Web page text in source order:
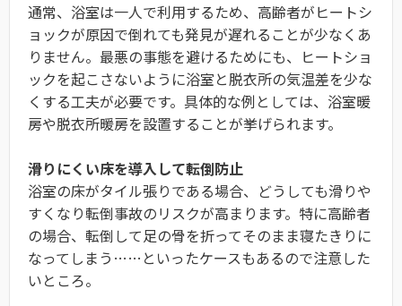
通常、浴室は一人で利用するため、高齢者がヒートシ
ョックが原因で倒れても発見が遅れることが少なくあ
りません。最悪の事態を避けるためにも、ヒートショ
ックを起こさないように浴室と脱衣所の気温差を少な
くする工夫が必要です。具体的な例としては、浴室暖
房や脱衣所暖房を設置することが挙げられます。
滑りにくい床を導入して転倒防止
浴室の床がタイル張りである場合、どうしても滑りや
すくなり転倒事故のリスクが高まります。特に高齢者
の場合、転倒して足の骨を折ってそのまま寝たきりに
なってしまう……といったケースもあるので注意した
いところ。